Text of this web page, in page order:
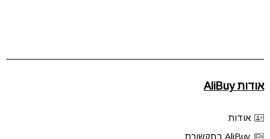
אודות AliBuy
אודות
AliBuy בתקשורת